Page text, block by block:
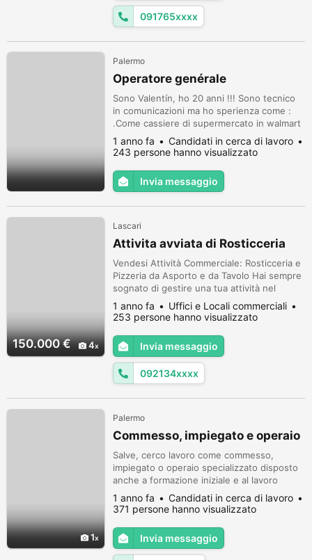
al rogito e si presenta ...
091765xxxx
Palermo
Operatore genérale
Sono Valentín, ho 20 anni !!! Sono tecnico
in comunicazioni ma ho sperienza come :
.Come cassiere di supermercato in walmart
SA(1anno) .come scaffalista in híper
ChangoMas (2 anno) .Ho un livello avanzato
di inglese, lo spagnolo è la mia madrelingua
e parlo bene l'italiano .Sto cercando lavoro
a Torino .Non sono automunito
1 anno fa
Candidati in cerca di lavoro
243 persone hanno visualizzato
Invia messaggio
150.000 € 4
Lascari
Attivita avviata di Rosticceria
Vendesi Attività Commerciale: Rosticceria e
Pizzeria da Asporto e da Tavolo Hai sempre
sognato di gestire una tua attività nel
settore della ristorazione? Questa è
l'occasione che stavi aspettando! Vendesi
attività commerciale di successo, una
rosticceria e pizzeria da asporto e da
tavolo, avviata e ben strutturata.
Descrizione dell'Attività: Tipologia: Rost...
1 anno fa
Uffici e Locali commerciali
253 persone hanno visualizzato
Invia messaggio
092134xxxx
1
Palermo
Commesso, impiegato e operaio
Salve, cerco lavoro come commesso,
impiegato o operaio specializzato disposto
anche a formazione iniziale e al lavoro
somministrato ( agenzia interinale ).
Esperienza decennale in GDO, supermercati
food / no-food, casalinghi, elettronica ed
elettrodomestici, amministrazione e
contabilità di base, operaio specializzato
pulizie, biancheria e logistica per i se...
1 anno fa
Candidati in cerca di lavoro
371 persone hanno visualizzato
Invia messaggio